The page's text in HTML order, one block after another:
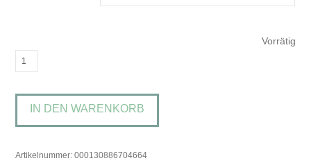
Vorrätig
Ligularia
Menge
IN DEN WARENKORB
Artikelnummer:000130886704664